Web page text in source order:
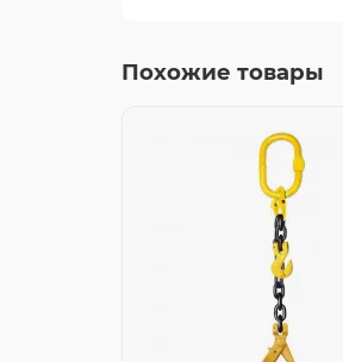
Похожие товары